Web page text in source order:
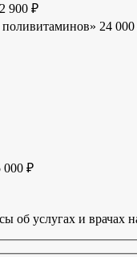
900 ₽
24
000 ₽
об услугах и врачах